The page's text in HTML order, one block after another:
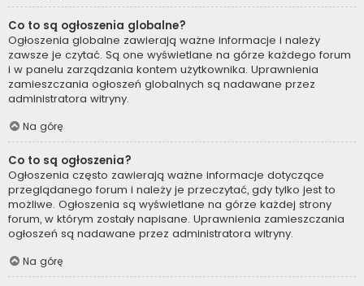
Co to są ogłoszenia globalne?
Ogłoszenia globalne zawierają ważne informacje i należy
zawsze je czytać. Są one wyświetlane na górze każdego forum
i w panelu zarządzania kontem użytkownika. Uprawnienia
zamieszczania ogłoszeń globalnych są nadawane przez
administratora witryny.
Na górę
Co to są ogłoszenia?
Ogłoszenia często zawierają ważne informacje dotyczące
przeglądanego forum i należy je przeczytać, gdy tylko jest to
możliwe. Ogłoszenia są wyświetlane na górze każdej strony
forum, w którym zostały napisane. Uprawnienia zamieszczania
ogłoszeń są nadawane przez administratora witryny.
Na górę